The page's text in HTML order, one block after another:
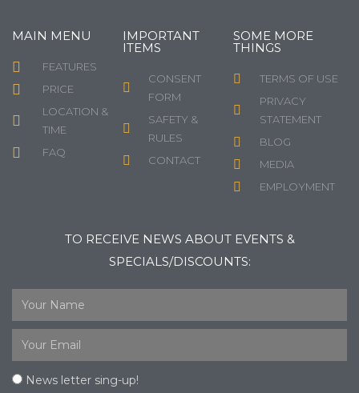
MAIN MENU
FEATURES
PRICE
LOCATION &
TIME
FAQ
IMPORTANT
ITEMS
CONSENT
FORM
SAFETY &
RULES
CONTACT
SOME MORE
THINGS
TERMS OF USE
PRIVACY
STATEMENT
BLOG
MEDIA
EMPLOYMENT
TO RECEIVE NEWS ABOUT EVENTS &
SPECIALS/DISCOUNTS:
News letter sing-up!